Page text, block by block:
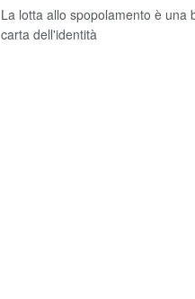
La lotta allo spopolamento è una
carta dell'identità